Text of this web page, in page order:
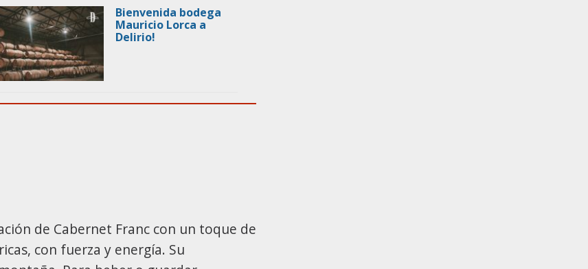
Bienvenida bodega
Mauricio Lorca a
Delirio!
de Cabernet Franc con un toque de
con fuerza y energía. Su